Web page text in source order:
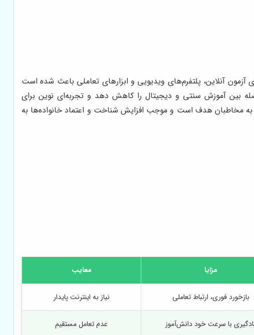
آزمون آنلاین، پلتفرم‌های ویدیویی و ابزارهای تعاملی باعث شده است
بین آموزش سنتی و دیجیتال را کاهش دهد و تجربه‌ای نوین برای
به مخاطبان هدف است و موجب افزایش شناخت و اعتماد خانواده‌ها به
مزایا معایب
بازخورد فوری، ارتباط تعاملی نیاز به اینترنت پایدار
با سرعت خود دانش‌آموز عدم تعامل مستقیم